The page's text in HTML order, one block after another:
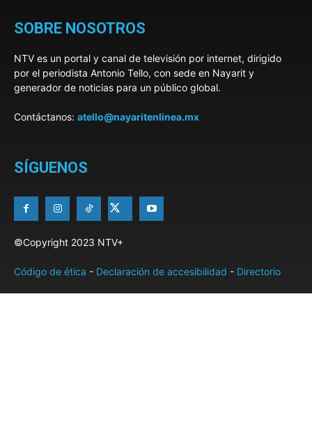
SOBRE NOSOTROS
NTV es un portal y canal de televisión por internet, dirigido
por el periodista Antonio Tello, con sede en Nayarit y
generador de noticias para un público global.
Contáctanos: atello@nayaritenlinea.mx
SÍGUENOS
©Copyright 2023 NTV+
Código de ética - Declaración de accesibilidad - Directorio